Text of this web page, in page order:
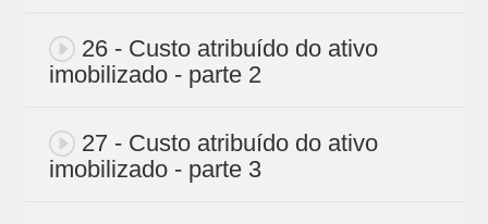
26 - Custo atribuído do ativo
imobilizado - parte 2
27 - Custo atribuído do ativo
imobilizado - parte 3